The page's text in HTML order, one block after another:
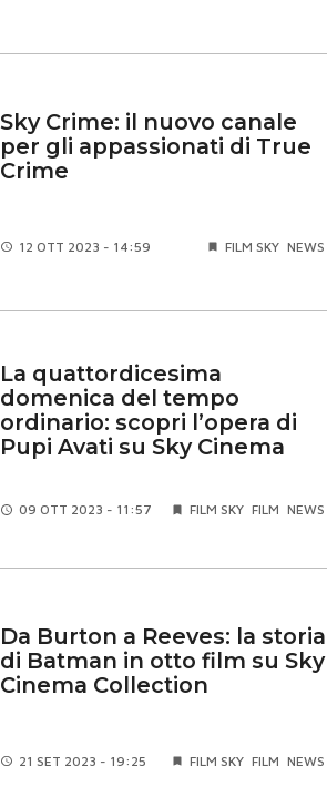
Sky Crime: il nuovo canale
per gli appassionati di True
Crime
12 OTT 2023 - 14:59 FILM SKY NEWS
La quattordicesima
domenica del tempo
ordinario: scopri l’opera di
Pupi Avati su Sky Cinema
09 OTT 2023 - 11:57 FILM SKY FILM NEWS
Da Burton a Reeves: la storia
di Batman in otto film su Sky
Cinema Collection
21 SET 2023 - 19:25 FILM SKY FILM NEWS